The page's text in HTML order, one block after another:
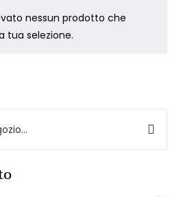
nessun prodotto che
tua selezione.